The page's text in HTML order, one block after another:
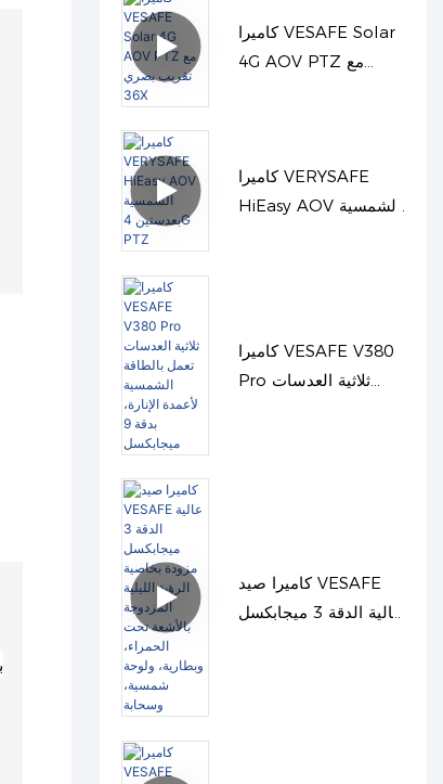
كاميرا VESAFE Solar
4G AOV PTZ مع
كاميرا VERYSAFE
HiEasy AOV الشمسية
كاميرا VESAFE V380
Pro ثلاثية العدسات
كاميرا صيد VESAFE
عالية الدقة 3 ميجابكسل